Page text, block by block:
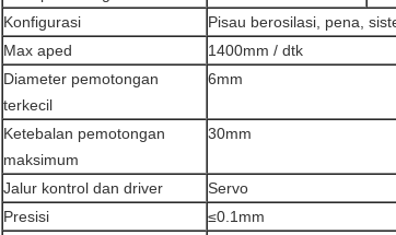
Konfigurasi
Pisau berosilasi, pena,
Max aped
1400mm / dtk
Diameter pemotongan
terkecil
6mm
Ketebalan pemotongan
maksimum
30mm
Jalur kontrol dan driver
Servo
Presisi
≤0.1mm